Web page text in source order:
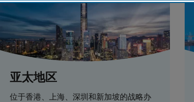
亚太地区
位于香港、上海、深圳和新加坡的战略办